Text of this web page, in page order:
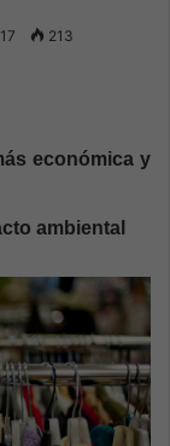
213
económica y
ambiental